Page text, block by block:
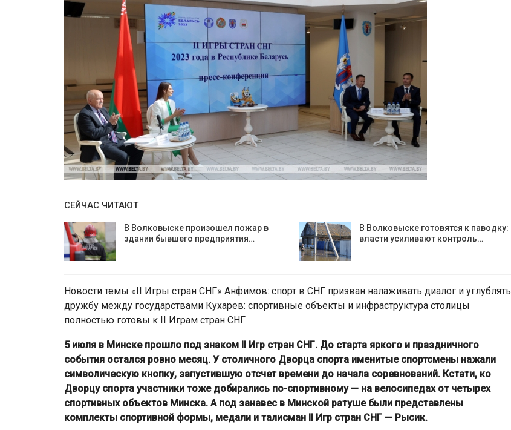
СЕЙЧАС ЧИТАЮТ
В Волковыске произошел пожар в
здании бывшего предприятия…
В Волковыске готовятся к паводку:
власти усиливают контроль…
Новости темы «II Игры стран СНГ» Анфимов: спорт в СНГ призван налаживать диалог и углублять
дружбу между государствами Кухарев: спортивные объекты и инфраструктура столицы
полностью готовы к II Играм стран СНГ
5 июля в Минске прошло под знаком II Игр стран СНГ. До старта яркого и праздничного
события остался ровно месяц. У столичного Дворца спорта именитые спортсмены нажали
символическую кнопку, запустившую отсчет времени до начала соревнований. Кстати, ко
Дворцу спорта участники тоже добирались по-спортивному — на велосипедах от четырех
спортивных объектов Минска. А под занавес в Минской ратуше были представлены
комплекты спортивной формы, медали и талисман II Игр стран СНГ — Рысик.